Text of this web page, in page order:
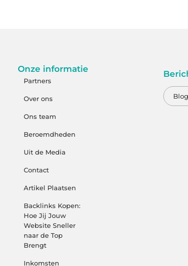
Onze informatie
Partners
Over ons
Ons team
Beroemdheden
Uit de Media
Contact
Artikel Plaatsen
Backlinks Kopen:
Hoe Jij Jouw
Website Sneller
naar de Top
Brengt
Inkomsten